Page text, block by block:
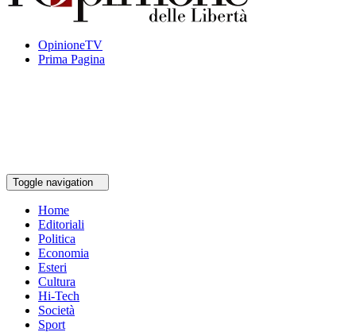
OpinioneTV
Prima Pagina
Toggle navigation
Home
Editoriali
Politica
Economia
Esteri
Cultura
Hi-Tech
Società
Sport